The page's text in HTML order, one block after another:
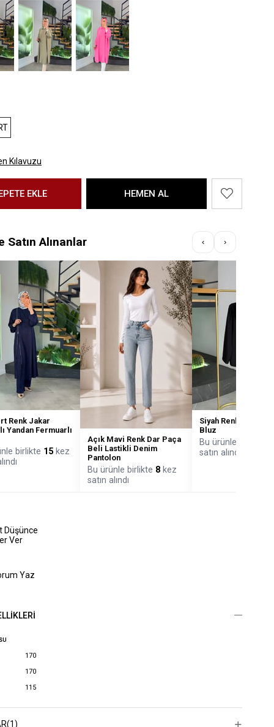
Kılavuzu
Satın Alınanlar ‹ ›
Renk Jakar
Yandan Fermuarlı
birlikte 15 kez
Açık Mavi Renk Dar Paça
Beli Lastikli Denim
Pantolon
Bu ürünle birlikte 8 kez
satın alındı
Siyah Renk Fular
Bluz
Bu ürünle birlikte
satın alındı
Düşünce
Ver
Yaz
170
170
115
(1)